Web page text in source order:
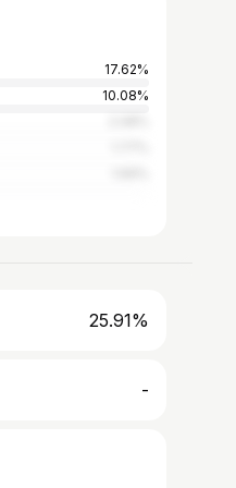
17.62%
10.08%
25.91%
-